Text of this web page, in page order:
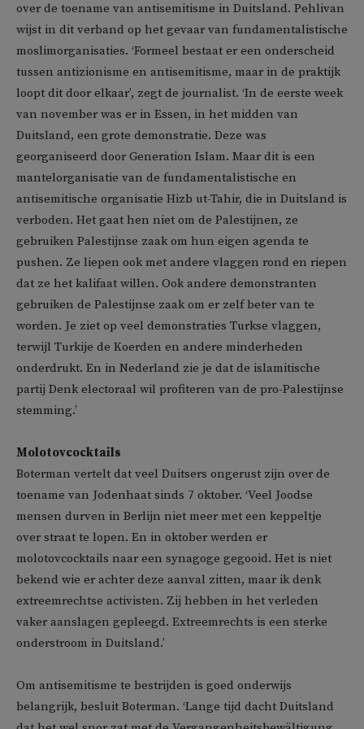
over de toename van antisemitisme in Duitsland. Pehlivan
wijst in dit verband op het gevaar van fundamentalistische
moslimorganisaties. ‘Formeel bestaat er een onderscheid
tussen antizionisme en antisemitisme, maar in de praktijk
loopt dit door elkaar’, zegt de journalist. ‘In de eerste week
van november was er in Essen, in het midden van
Duitsland, een grote demonstratie. Deze was
georganiseerd door Generation Islam. Maar dit is een
mantelorganisatie van de fundamentalistische en
antisemitische organisatie Hizb ut-Tahir, die in Duitsland is
verboden. Het gaat hen niet om de Palestijnen, ze
gebruiken Palestijnse zaak om hun eigen agenda te
pushen. Ze liepen ook met andere vlaggen rond en riepen
dat ze het kalifaat willen. Ook andere demonstranten
gebruiken de Palestijnse zaak om er zelf beter van te
worden. Je ziet op veel demonstraties Turkse vlaggen,
terwijl Turkije de Koerden en andere minderheden
onderdrukt. En in Nederland zie je dat de islamitische
partij Denk electoraal wil profiteren van de pro-Palestijnse
stemming.’
Molotovcocktails
Boterman vertelt dat veel Duitsers ongerust zijn over de
toename van Jodenhaat sinds 7 oktober. ‘Veel Joodse
mensen durven in Berlijn niet meer met een keppeltje
over straat te lopen. En in oktober werden er
molotovcocktails naar een synagoge gegooid. Het is niet
bekend wie er achter deze aanval zitten, maar ik denk
extreemrechtse activisten. Zij hebben in het verleden
vaker aanslagen gepleegd. Extreemrechts is een sterke
onderstroom in Duitsland.’
Om antisemitisme te bestrijden is goed onderwijs
belangrijk, besluit Boterman. ‘Lange tijd dacht Duitsland